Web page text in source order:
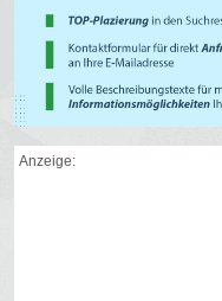
Anzeige: